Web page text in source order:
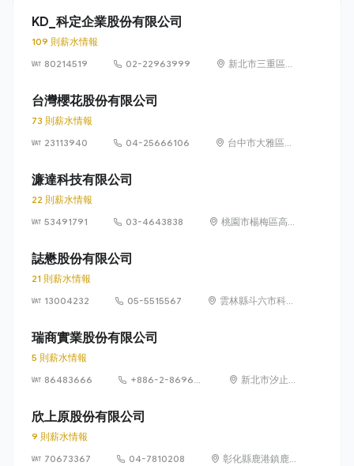
KD_科定企業股份有限公司
109 則薪水情報
80214519
02-22963999
新北市三重區光
台灣櫻花股份有限公司
73 則薪水情報
23113940
04-25666106
台中市大雅區雅
濂達科技有限公司
22 則薪水情報
53491791
03-4643838
桃園市楊梅區高青
誌懋股份有限公司
21 則薪水情報
13004232
05-5515567
雲林縣斗六市科加
瑞商實業股份有限公司
5 則薪水情報
86483666
+886-2-8696-
新北市汐止
欣上原股份有限公司
9 則薪水情報
70673367
04-7810208
彰化縣鹿港鎮鹿